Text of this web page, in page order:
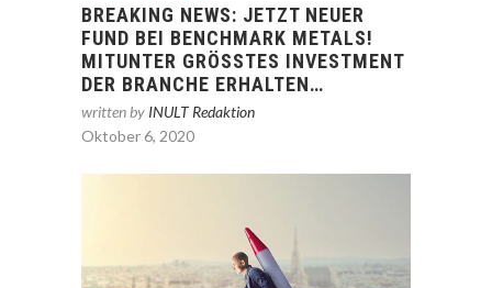
BREAKING NEWS: JETZT NEUER
FUND BEI BENCHMARK METALS!
MITUNTER GRÖSSTES INVESTMENT D
ER BRANCHE ERHALTEN…
written by INULT Redaktion
Oktober 6, 2020